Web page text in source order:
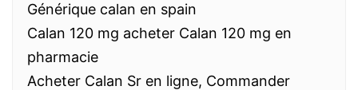
Générique calan en spain
Calan 120 mg acheter Calan 120 mg en
pharmacie
Acheter Calan Sr en ligne, Commander